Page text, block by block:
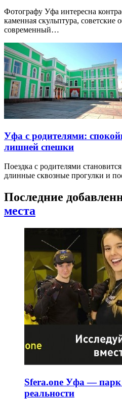
Фотографу Уфа интересна
каменная скульптура, советские
современный…
Уфа с родителями:
лишней спешки
Поездка с родителями
длинные сквозные прогулки и
Последние
места
Sfera.one Уфа — парк
реальности